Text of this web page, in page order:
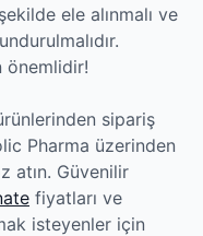
ele alınmalı ve
önemlidir!
sipariş
Pharma üzerinden
atın. Güvenilir
fiyatları ve
isteyenler için